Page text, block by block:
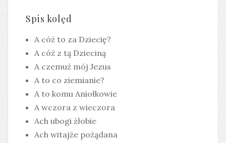
Spis kolęd
A cóż to za Dziecię?
A cóż z tą Dzieciną
A czemuż mój Jezus
A to co ziemianie?
A to komu Aniołkowie
A wczora z wieczora
Ach ubogi żłobie
Ach witajże pożądana